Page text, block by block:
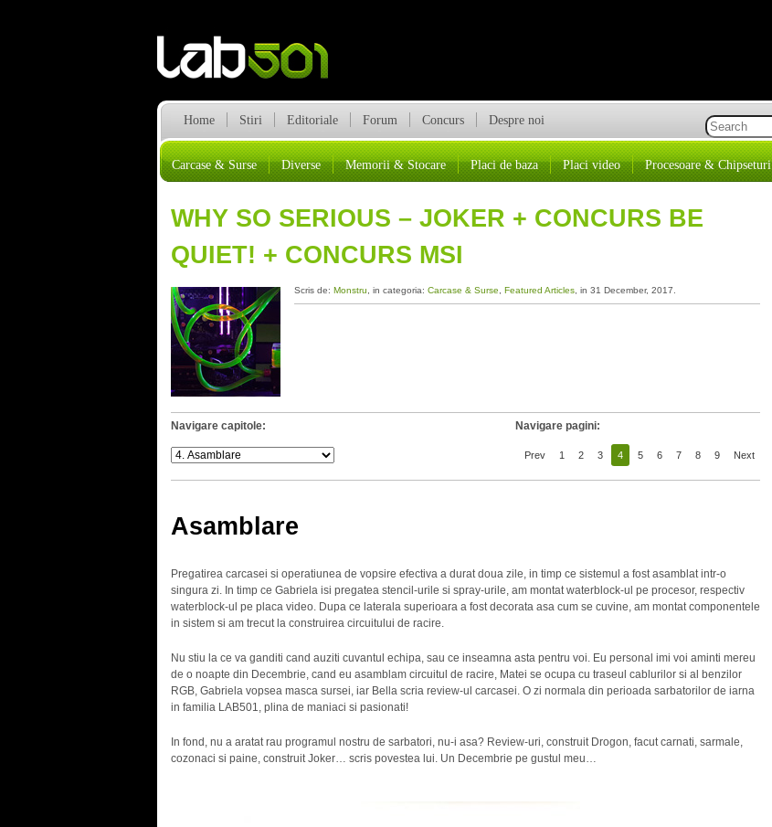
Home Stiri Editoriale Forum Concurs Despre noi
Carcase & Surse Diverse Memorii & Stocare Placi de baza Placi video Procesoare & Chipseturi
WHY SO SERIOUS – JOKER + CONCURS BE
QUIET! + CONCURS MSI
Scris de: Monstru , in categoria: Carcase & Surse Featured Articles, in 31 December, 2017.
Navigare capitole: Navigare pagini:
Prev 1 2 3 4 5 6 7 8 9 Next
Asamblare
Pregatirea carcasei si operatiunea de vopsire efectiva a durat doua zile, in timp ce sistemul a fost asamblat intr-o
singura zi. In timp ce Gabriela isi pregatea stencil-urile si spray-urile, am montat waterblock-ul pe procesor, respectiv
waterblock-ul pe placa video. Dupa ce laterala superioara a fost decorata asa cum se cuvine, am montat componentele
in sistem si am trecut la construirea circuitului de racire.
Nu stiu la ce va ganditi cand auziti cuvantul echipa, sau ce inseamna asta pentru voi. Eu personal imi voi aminti mereu
de o noapte din Decembrie, cand eu asamblam circuitul de racire, Matei se ocupa cu traseul cablurilor si al benzilor
RGB, Gabriela vopsea masca sursei, iar Bella scria review-ul carcasei. O zi normala din perioada sarbatorilor de iarna
in familia LAB501, plina de maniaci si pasionati!
In fond, nu a aratat rau programul nostru de sarbatori, nu-i asa? Review-uri, construit Drogon, facut carnati, sarmale,
cozonaci si paine, construit Joker… scris povestea lui. Un Decembrie pe gustul meu…